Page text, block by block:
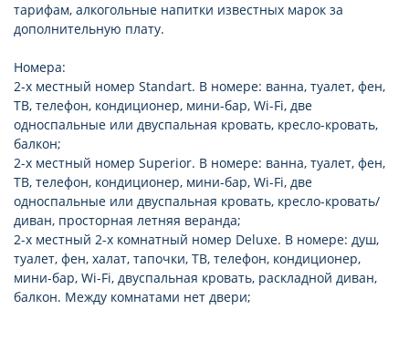
тарифам, алкогольные напитки известных марок за
дополнительную плату.
Номера:
2-х местный номер Standart. В номере: ванна, туалет, фен,
ТВ, телефон, кондиционер, мини-бар, Wi-Fi, две
односпальные или двуспальная кровать, кресло-кровать,
балкон;
2-х местный номер Superior. В номере: ванна, туалет, фен,
ТВ, телефон, кондиционер, мини-бар, Wi-Fi, две
односпальные или двуспальная кровать, кресло-кровать/
диван, просторная летняя веранда;
2-х местный 2-х комнатный номер Deluxe. В номере: душ,
туалет, фен, халат, тапочки, ТВ, телефон, кондиционер,
мини-бар, Wi-Fi, двуспальная кровать, раскладной диван,
балкон. Между комнатами нет двери;